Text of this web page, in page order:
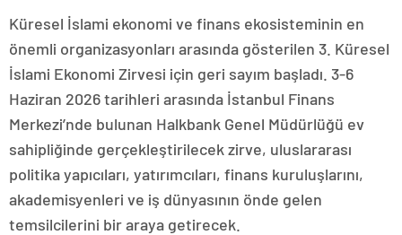
Küresel İslami ekonomi ve finans ekosisteminin en
önemli organizasyonları arasında gösterilen 3. Küresel
İslami Ekonomi Zirvesi için geri sayım başladı. 3-6
Haziran 2026 tarihleri arasında İstanbul Finans
Merkezi’nde bulunan Halkbank Genel Müdürlüğü ev
sahipliğinde gerçekleştirilecek zirve, uluslararası
politika yapıcıları, yatırımcıları, finans kuruluşlarını,
akademisyenleri ve iş dünyasının önde gelen
temsilcilerini bir araya getirecek.